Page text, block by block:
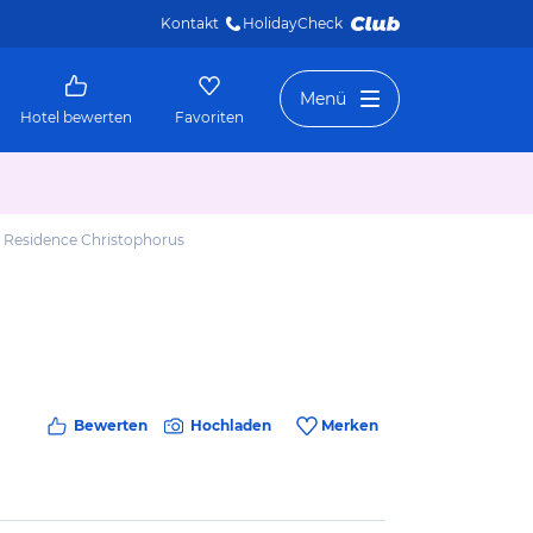
Kontakt HolidayCheck
Hotel bewerten Favoriten
Menü
Christophorus
Bewerten Hochladen Merken